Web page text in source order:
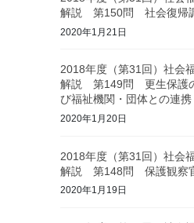
解説 第150問 社会復帰
2020年1月21日
2018年度（第31回）社会
解説 第149問 更生保護
び福祉機関・団体との連携
2020年1月20日
2018年度（第31回）社会
解説 第148問 保護観察
2020年1月19日